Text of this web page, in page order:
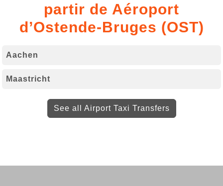
partir de Aéroport
d’Ostende-Bruges (OST)
Aachen
Maastricht
See all Airport Taxi Transfers